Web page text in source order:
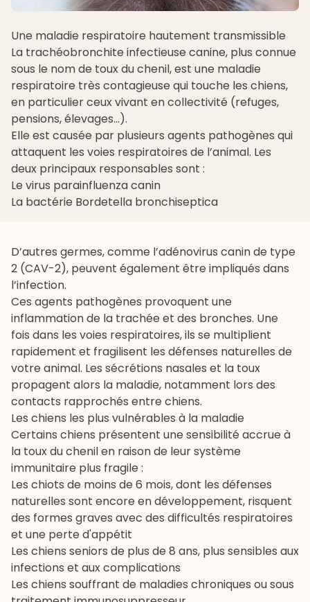
Une maladie respiratoire hautement transmissible
La trachéobronchite infectieuse canine, plus connue
sous le nom de toux du chenil, est une maladie
respiratoire très contagieuse qui touche les chiens,
en particulier ceux vivant en collectivité (refuges,
pensions, élevages…).
Elle est causée par plusieurs agents pathogènes qui
attaquent les voies respiratoires de l’animal. Les
deux principaux responsables sont :
Le virus parainfluenza canin
La bactérie Bordetella bronchiseptica
D’autres germes, comme l’adénovirus canin de type
2 (CAV-2), peuvent également être impliqués dans
l’infection.
Ces agents pathogènes provoquent une
inflammation de la trachée et des bronches. Une
fois dans les voies respiratoires, ils se multiplient
rapidement et fragilisent les défenses naturelles de
votre animal. Les sécrétions nasales et la toux
propagent alors la maladie, notamment lors des
contacts rapprochés entre chiens.
Les chiens les plus vulnérables à la maladie
Certains chiens présentent une sensibilité accrue à
la toux du chenil en raison de leur système
immunitaire plus fragile :
Les chiots de moins de 6 mois, dont les défenses
naturelles sont encore en développement, risquent
des formes graves avec des difficultés respiratoires
et une perte d'appétit
Les chiens seniors de plus de 8 ans, plus sensibles aux
infections et aux complications
Les chiens souffrant de maladies chroniques ou sous